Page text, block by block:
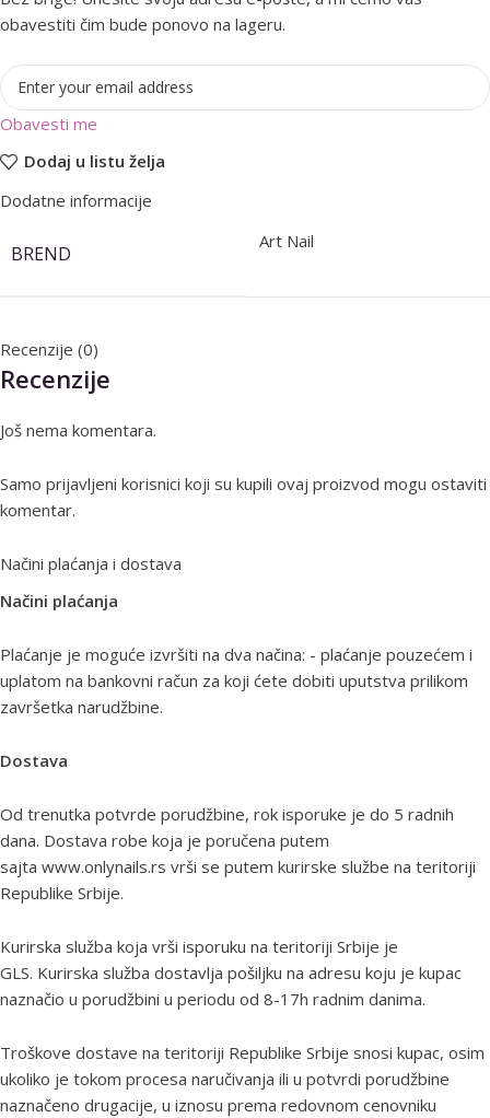
obavestiti čim bude ponovo na lageru.
Obavesti me
Dodaj u listu želja
Dodatne informacije
BREND
Art Nail
Recenzije (0)
Recenzije
Još nema komentara.
Samo prijavljeni korisnici koji su kupili ovaj proizvod mogu ostaviti
komentar.
Načini plaćanja i dostava
Načini plaćanja
Plaćanje je moguće izvršiti na dva načina: - plaćanje pouzećem i
uplatom na bankovni račun za koji ćete dobiti uputstva prilikom
završetka narudžbine.
Dostava
Od trenutka potvrde porudžbine, rok isporuke je do 5 radnih
dana. Dostava robe koja je poručena putem
sajta www.onlynails.rs vrši se putem kurirske službe na teritoriji
Republike Srbije.
Kurirska služba koja vrši isporuku na teritoriji Srbije je
GLS. Kurirska služba dostavlja pošiljku na adresu koju je kupac
naznačio u porudžbini u periodu od 8-17h radnim danima.
Troškove dostave na teritoriji Republike Srbije snosi kupac, osim
ukoliko je tokom procesa naručivanja ili u potvrdi porudžbine
naznačeno drugacije, u iznosu prema redovnom cenovniku